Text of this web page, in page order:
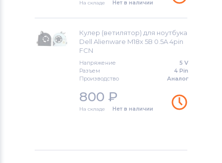
Вентиляторы (кулеры)Roverbook
Вентиляторы (кулеры)
Вентиляторы (кулеры)
На складе Нет в наличии
Кулер (ветилятор) для ноутбука
Dell Alienware M18x 5В 0.5A 4pin
FCN
Напряжение
5 V
Разъем
4 Pin
Производство
Аналог
800 ₽
На складе Нет в наличии